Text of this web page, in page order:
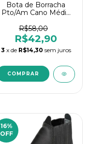
Bota de Borracha
Pto/Am Cano Médio
R$58,00
R$42,90
3 x de R$14,30 sem juros
16%
OFF